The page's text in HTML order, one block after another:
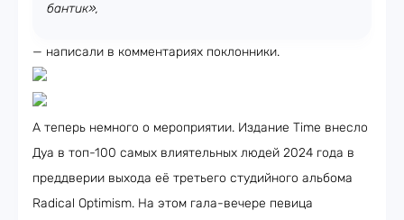
бантик»,
— написали в комментариях поклонники.
А теперь немного о мероприятии. Издание Time внесло
Дуа в топ-100 самых влиятельных людей 2024 года в
преддверии выхода её третьего студийного альбома
Radical Optimism. На этом гала-вечере певица